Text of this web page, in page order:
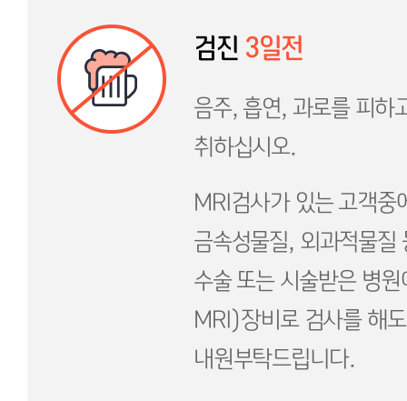
검진 3일전
음주, 흡연, 과로를 피하
취하십시오.
MRI검사가 있는 고객중
금속성물질, 외과적물질
수술 또는 시술받은 병
MRI)장비로 검사를 해
내원부탁드립니다.